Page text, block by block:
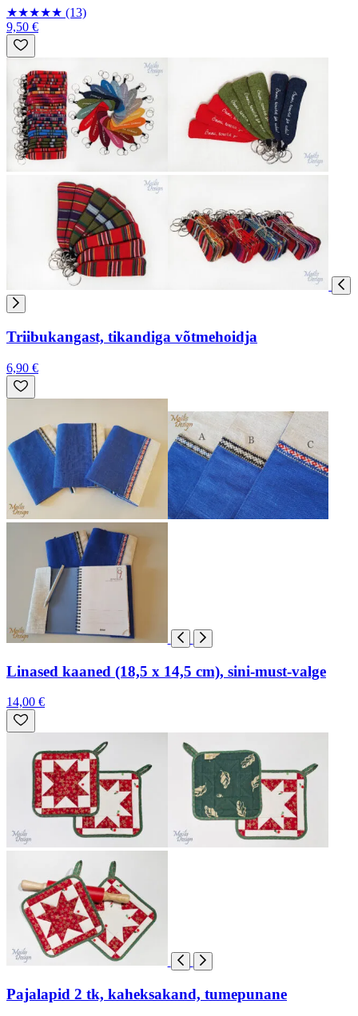
★★★★★ (13)
9,50 €
Triibukangast, tikandiga võtmehoidja
6,90 €
Linased kaaned (18,5 x 14,5 cm), sini-must-valge
14,00 €
Pajalapid 2 tk, kaheksakand, tumepunane